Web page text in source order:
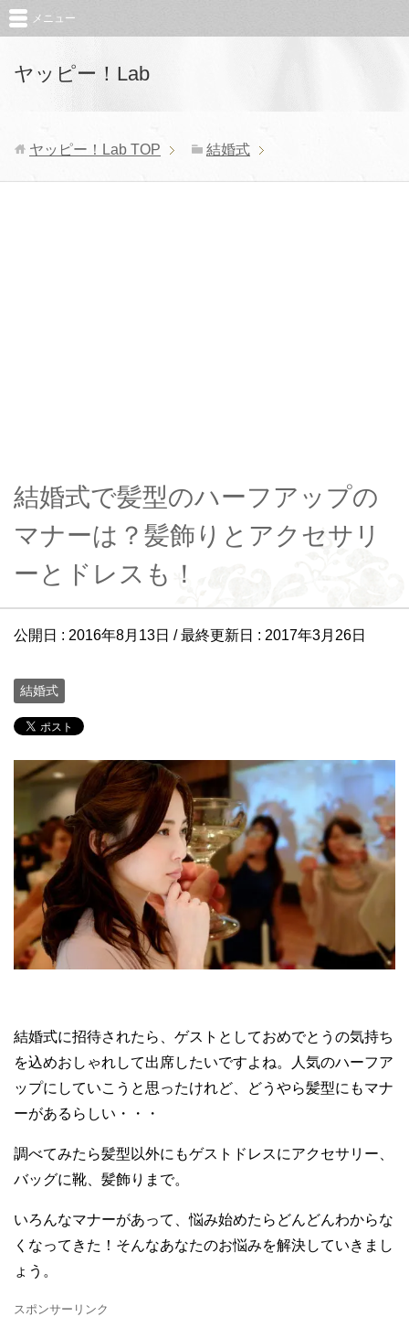
ヤッピー！Lab
メニュー
ヤッピー！Lab TOP 結婚式
結婚式で髪型のハーフアップの
マナーは？髪飾りとアクセサリ
ーとドレスも！
公開日 : 2016年8月13日 / 最終更新日 : 2017年3月26日
結婚式
結婚式に招待されたら、ゲストとしておめでとうの気持ち
を込めおしゃれして出席したいですよね。人気のハーフア
ップにしていこうと思ったけれど、どうやら髪型にもマナ
ーがあるらしい・・・
調べてみたら髪型以外にもゲストドレスにアクセサリー、
バッグに靴、髪飾りまで。
いろんなマナーがあって、悩み始めたらどんどんわからな
くなってきた！そんなあなたのお悩みを解決していきまし
ょう。
スポンサーリンク